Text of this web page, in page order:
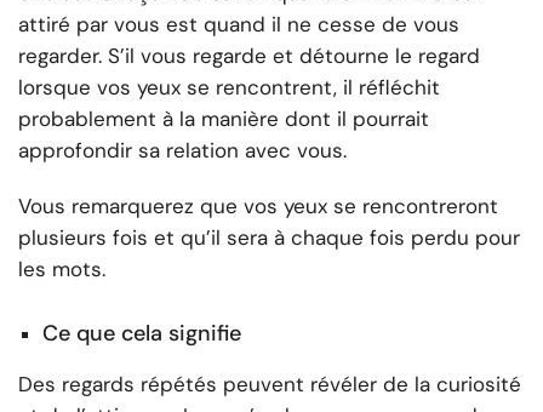
attiré par vous est quand il ne cesse de vous
regarder. S’il vous regarde et détourne le regard
lorsque vos yeux se rencontrent, il réfléchit
probablement à la manière dont il pourrait
approfondir sa relation avec vous.
Vous remarquerez que vos yeux se rencontreront
plusieurs fois et qu’il sera à chaque fois perdu pour
les mots.
Ce que cela signifie
Des regards répétés peuvent révéler de la curiosité